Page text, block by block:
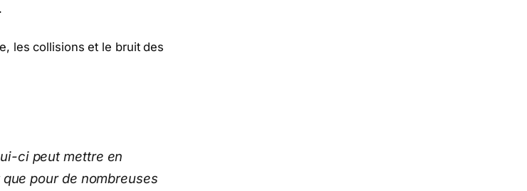
les collisions et le bruit des
ci peut mettre en
pour de nombreuses